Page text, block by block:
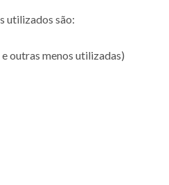
utilizados são:
outras menos utilizadas)